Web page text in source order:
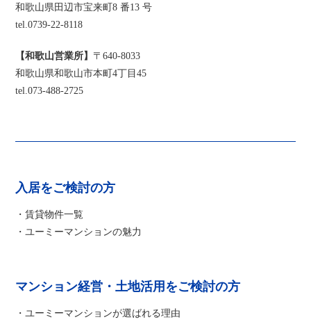
和歌山県田辺市宝来町8 番13 号
tel.0739-22-8118
【和歌山営業所】 〒640-8033
和歌山県和歌山市本町4丁目45
tel.073-488-2725
入居をご検討の方
・賃貸物件一覧
・ユーミーマンションの魅力
マンション経営・土地活用をご検討の方
・ユーミーマンションが選ばれる理由